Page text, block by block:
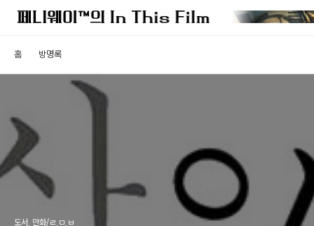
홈 방명록
도서, 만화/ㄹ,ㅁ,ㅂ